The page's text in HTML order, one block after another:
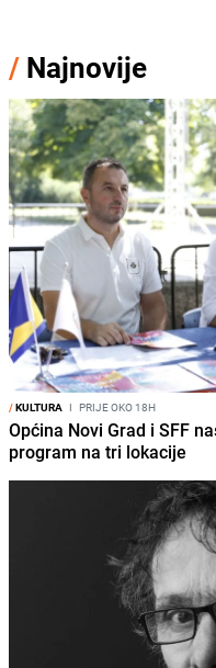
/ Najnovije
/KULTURA I PRIJE OKO 18H
Općina Novi Grad i SFF
program na tri lokacije